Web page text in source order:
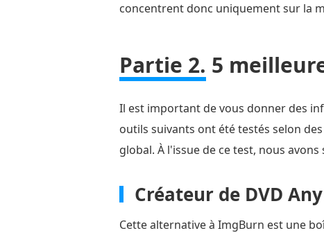
concentrent donc uniquement sur la
Partie 2. 5
Il est important de vous donner des
outils suivants ont été testés selon
global. À l'issue de ce test, nous
Créateur de DVD
Cette alternative à ImgBurn est une